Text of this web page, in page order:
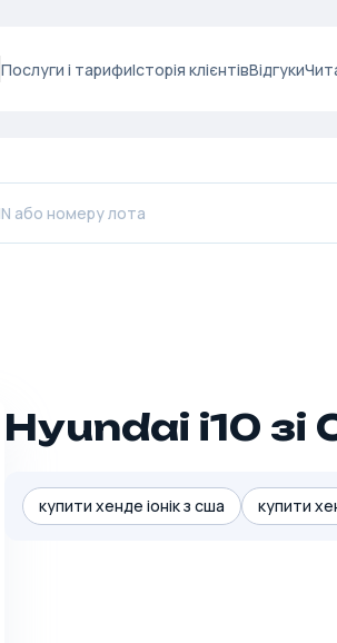
Послуги і тарифиІсторія клієнтівВідгуки
Hyundai i10
купити хенде іонік з сша купити